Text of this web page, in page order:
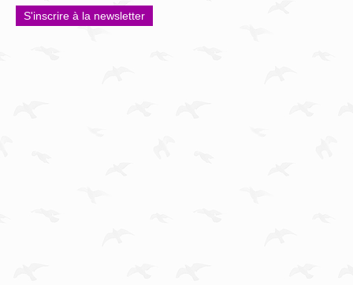
S'inscrire à la newsletter